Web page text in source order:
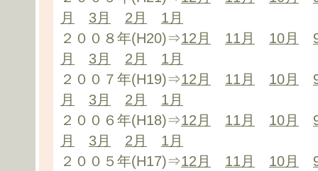
月
3月 2月
1月
２００８年(H20)⇒12月 11月 10月
月
3月 2月
1月
２００７年(H19)⇒12月 11月 10月
月
3月 2月
1月
２００６年(H18)⇒12月 11月 10月
月
3月 2月
1月
２００５年(H17)⇒12月 11月 10月